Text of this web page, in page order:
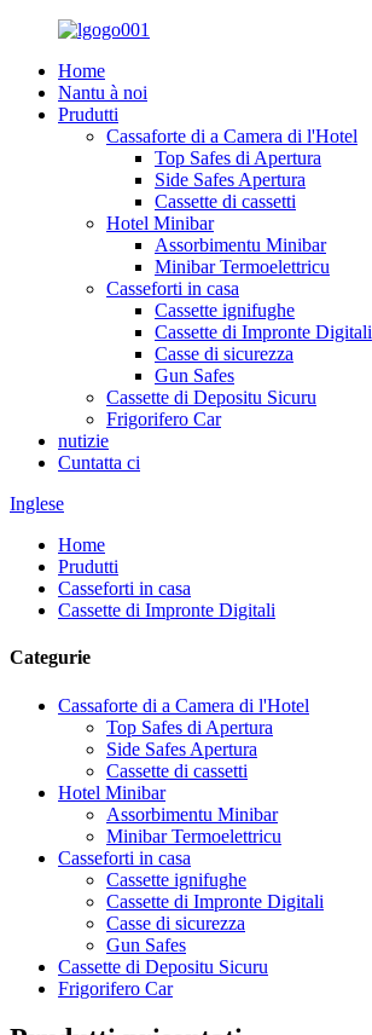
Home
Nantu à noi
Prudutti
Cassaforte di a Camera di l'Hotel
Top Safes di Apertura
Side Safes Apertura
Cassette di cassetti
Hotel Minibar
Assorbimentu Minibar
Minibar Termoelettricu
Casseforti in casa
Cassette ignifughe
Cassette di Impronte Digitali
Casse di sicurezza
Gun Safes
Cassette di Depositu Sicuru
Frigorifero Car
nutizie
Cuntatta ci
Inglese
Home
Prudutti
Casseforti in casa
Cassette di Impronte Digitali
Categurie
Cassaforte di a Camera di l'Hotel
Top Safes di Apertura
Side Safes Apertura
Cassette di cassetti
Hotel Minibar
Assorbimentu Minibar
Minibar Termoelettricu
Casseforti in casa
Cassette ignifughe
Cassette di Impronte Digitali
Casse di sicurezza
Gun Safes
Cassette di Depositu Sicuru
Frigorifero Car